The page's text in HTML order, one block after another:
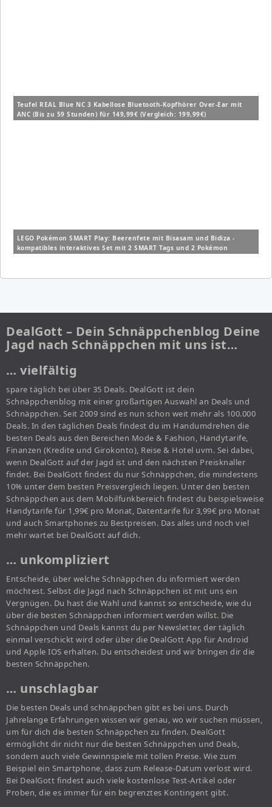
Teufel REAL Blue NC 3 Kabellose Bluetooth-Kopfhörer Over-Ear mit
ANC (Bis zu 59 Stunden) für 149,99€ (Vergleich: 199,99€)
LEGO Pokémon SMART Play: Beerenfete mit Bisasam und Bidiza -
kompatibles interaktives Set mit 2 SMART Tags und 2 Pokémon
DealGott – Dein Schnäppchenblog Deine
Jagd nach Schnäppchen mit uns ist…
… vielfältig
spare täglich bei über 35 Deals. DealGott ist dein
Schnäppchenblog mit einer großartigen Auswahl an Deals und
Schnäppchen. Seit 2009 sind es nun schon weit mehr als 100.000
Deals. In den täglichen Deals findest du im Handumdrehen die
besten Deals aus den Bereichen Mode & Fashion, Handytarife,
Finanzen (Kredite und Girokonto), Reise & Hotel uvm. Sei dabei,
wenn DealGott auf der Jagd ist und den nächsten Preisknaller
findet. Bei DealGott findest du nur Schnäppchen, die mindestens
10% unter dem besten Preisvergleich liegen. Unter den besten
Schnäppchen aus dem Mobilfunkbereich findest du beispielsweise
Handytarife für 1,99€ pro Monat, Datentarife für 3,99€ pro Monat
und auch Smartphones zu Bestpreisen. Das alles und noch viel
mehr wartet bei DealGott auf dich.
… unkompliziert
Entscheide, über welche Schnäppchen du informiert werden
möchtest. Selbst die Jagd nach Schnäppchen ist mit uns ein
Vergnügen. Du hast die Wahl und kannst so entscheide, wie du
über die besten Schnäppchen informiert werden willst. Die
Schnäppchen und Deals kannst du per Newsletter, der täglich
einmal verschickt wird oder über die DealGott App für Android
und Apple IOS erhalten. Du entscheidest und wir bringen dir die
besten Schnäppchen.
… unschlagbar
Die besten Deals und schnäppchen gibt es bei uns. Durch
Jahrelange Erfahrungen wissen wir genau, wo wir suchen müssen,
um für dich die besten Schnäppchen zu finden. DealGott
ermöglicht dir nicht nur die besten Schnäppchen und Deals,
sondern auch viele Gewinnspiele mit tollen Preise. Wie zum
Beispiel ein Smartphone, dass zum Release-Datum verlost wird.
Bei DealGott findest auch viele kostenlose Test-Artikel oder
Proben, die es immer für ein begrenztes Kontingent gibt.